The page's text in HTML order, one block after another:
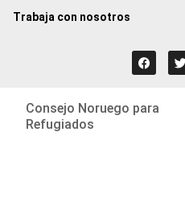
Trabaja con nosotros
Consejo Noruego para
Refugiados